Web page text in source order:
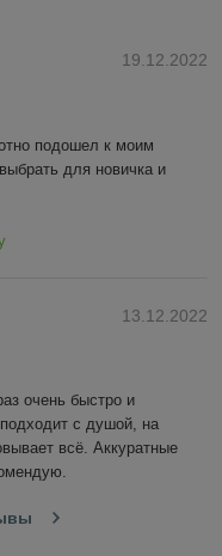
19.12.2022
подошел к моим
для новичка и
13.12.2022
очень быстро и
с душой, на
всё. Аккуратные